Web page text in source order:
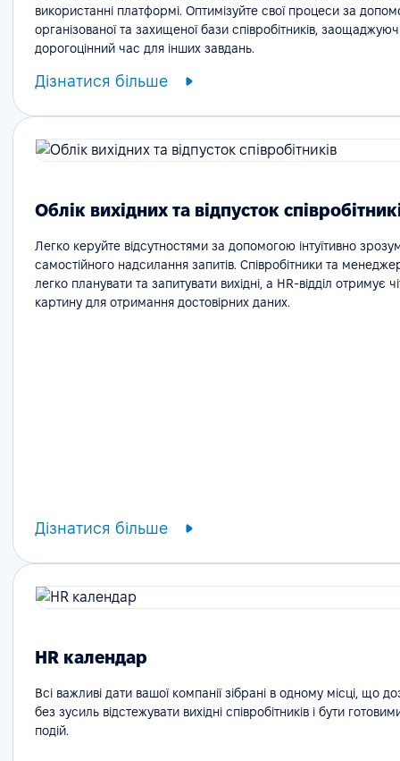
використанні платформі. Оптимізуйте свої процеси за
організованої та захищеної бази співробітників,
дорогоцінний час для інших завдань.
Дізнатися більше
Облік вихідних та відпусток
Легко керуйте відсутностями за допомогою інтуїтивно
самостійного надсилання запитів. Співробітники та
легко планувати та запитувати вихідні, а HR-відділ отримує
картину для отримання достовірних даних.
Дізнатися більше
HR календар
Всі важливі дати вашої компанії зібрані в одному місці, що
без зусиль відстежувати вихідні співробітників і бути
подій.